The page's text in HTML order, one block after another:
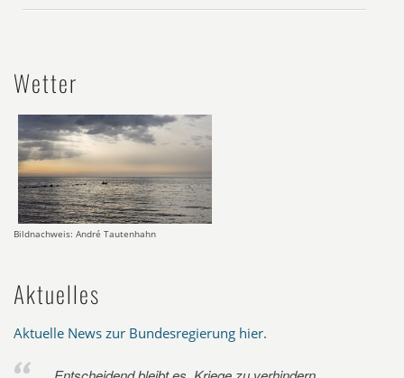
Wetter
Bildnachweis: André Tautenhahn
Aktuelles
Aktuelle News zur Bundesregierung hier.